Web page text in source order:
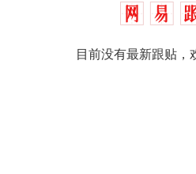
目前没有最新跟贴，